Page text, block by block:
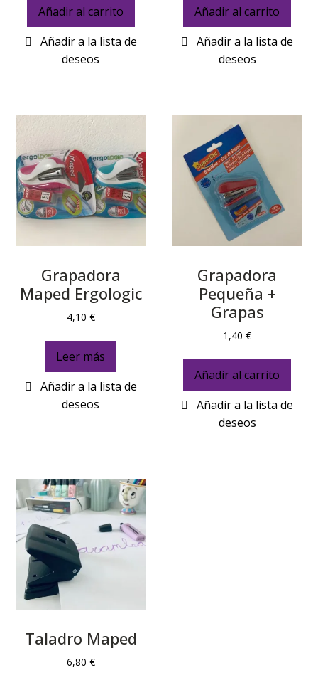
Añadir al carrito Añadir al carrito
Grapadora
Maped Ergologic
4,10 €
Leer más
Grapadora
Pequeña +
Grapas
1,40€
Añadir al carrito
Taladro Maped
6,80 €